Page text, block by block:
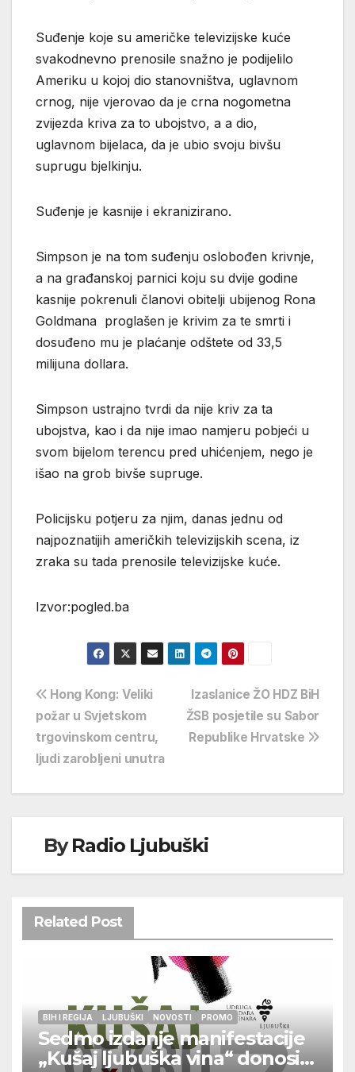
Suđenje koje su američke televizijske kuće
svakodnevno prenosile snažno je podijelilo
Ameriku u kojoj dio stanovništva, uglavnom
crnog, nije vjerovao da je crna nogometna
zvijezda kriva za to ubojstvo, a a dio,
uglavnom bijelaca, da je ubio svoju bivšu
suprugu bjelkinju.
Suđenje je kasnije i ekranizirano.
Simpson je na tom suđenju oslobođen krivnje,
a na građanskoj parnici koju su dvije godine
kasnije pokrenuli članovi obitelji ubijenog Rona
Goldmana proglašen je krivim za te smrti i
dosuđeno mu je plaćanje odštete od 33,5
milijuna dollara.
Simpson ustrajno tvrdi da nije kriv za ta
ubojstva, kao i da nije imao namjeru pobjeći u
svom bijelom terencu pred uhićenjem, nego je
išao na grob bivše supruge.
Policijsku potjeru za njim, danas jednu od
najpoznatijih američkih televizijskih scena, iz
zraka su tada prenosile televizijske kuće.
Izvor:pogled.ba
Navigacija
objava
Izaslanice ŽO HDZ BiH
ŽSB posjetile su Sabor
Republike Hrvatske
Hong Kong: Veliki
požar u Svjetskom
trgovinskom centru,
ljudi zarobljeni unutra
ByRadio Ljubuški
Related Post
BIH I REGIJA LJUBUŠKI NOVOSTI PROMO
Sedmo izdanje manifestacije
„Kušaj ljubuška vina“ donosi